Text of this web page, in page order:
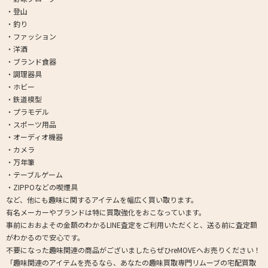
・登山
・釣り
・ファッション
・洋酒
・ブランド食器
・調理器具
・ホビー
・鉄道模型
・プラモデル
・スポーツ用品
・オーディオ機器
・カメラ
・万年筆
・テーブルゲーム
・ZIPPOなどの喫煙具
など、他にも趣味に関するアイテムを幅広く買い取ります。
有名メーカーやブランドは特に買取強化をおこなっています。
事前におおよその金額のわかるLINE査定をご利用いただくと、送る前に査定額
がわかるので安心です。
不要になった趣味関連の商品がございましたらぜひreMOVEへお売りください！
「趣味関連のアイテムを売るなら、あなたの趣味買取専門リムーブの宅配買取